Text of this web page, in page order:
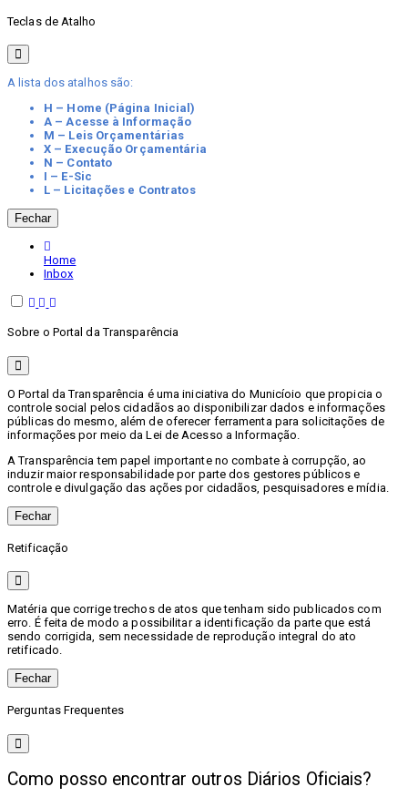
Teclas de Atalho
A lista dos atalhos são:
H – Home (Página Inicial)
A – Acesse à Informação
M – Leis Orçamentárias
X – Execução Orçamentária
N – Contato
I – E-Sic
L – Licitações e Contratos
Fechar
Home
Inbox
Sobre o Portal da Transparência
O Portal da Transparência é uma iniciativa do Municíoio que propicia o
controle social pelos cidadãos ao disponibilizar dados e informações
públicas do mesmo, além de oferecer ferramenta para solicitações de
informações por meio da Lei de Acesso a Informação.
A Transparência tem papel importante no combate à corrupção, ao
induzir maior responsabilidade por parte dos gestores públicos e
controle e divulgação das ações por cidadãos, pesquisadores e mídia.
Fechar
Retificação
Matéria que corrige trechos de atos que tenham sido publicados com
erro. É feita de modo a possibilitar a identificação da parte que está
sendo corrigida, sem necessidade de reprodução integral do ato
retificado.
Fechar
Perguntas Frequentes
Como posso encontrar outros Diários Oficiais?